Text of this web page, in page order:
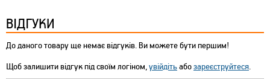
ВІДГУКИ
До даного товару ще немає відгуків. Ви можете бути першим!
Щоб залишити відгук під своїм логіном,увійдітьабозареєструйтеся.